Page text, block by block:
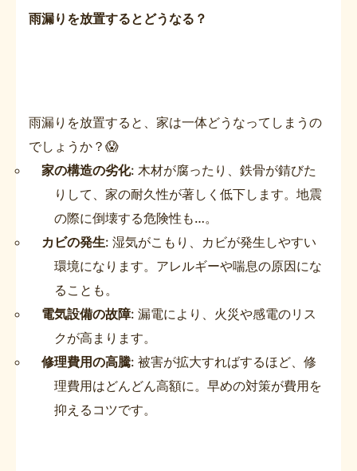
雨漏りを放置するとどうなる？
雨漏りを放置すると、家は一体どうなってしまうの
でしょうか？😱
家の構造の劣化: 木材が腐ったり、鉄骨が錆びた
りして、家の耐久性が著しく低下します。地震
の際に倒壊する危険性も…。
カビの発生: 湿気がこもり、カビが発生しやすい
環境になります。アレルギーや喘息の原因にな
ることも。
電気設備の故障: 漏電により、火災や感電のリス
クが高まります。
修理費用の高騰: 被害が拡大すればするほど、修
理費用はどんどん高額に。早めの対策が費用を
抑えるコツです。